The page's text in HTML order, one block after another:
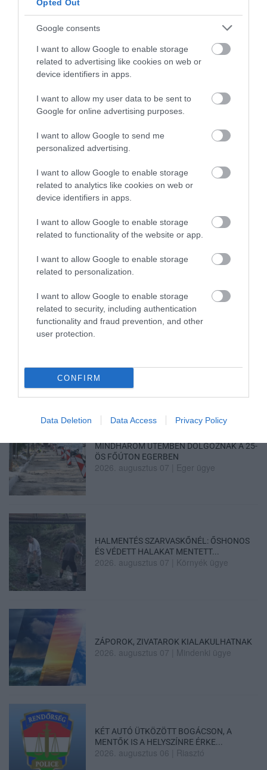
Opted Out
Google consents
I want to allow Google to enable storage
related to advertising like cookies on web or
device identifiers in apps.
I want to allow my user data to be sent to
Google for online advertising purposes.
I want to allow Google to send me
personalized advertising.
I want to allow Google to enable storage
related to analytics like cookies on web or
device identifiers in apps.
I want to allow Google to enable storage
related to functionality of the website or app.
I want to allow Google to enable storage
related to personalization.
I want to allow Google to enable storage
related to security, including authentication
functionality and fraud prevention, and other
user protection.
CONFIRM
Data Deletion Data Access Privacy Policy
TÖBB MINT EGY HÓNAP IS LEHET, MIRE
TELJESEN ÚJRAINDUL A P...
DIGITÁLIS TANULÁS ELŐNYEI
2026. augusztus 07|Promóció
ÚJRAINDULNAK A KORÁBBAN
LEÁLLÍTOTT SZOLGÁLTATÁSOK AZ EGRI...
2026. augusztus 07
2026. augusztus 07
MINDHÁROM ÜTEMBEN DOLGOZNAK A 25-
ÖS FŐÚTON EGERBEN
2026. augusztus 07 Eger ügye
HALMENTÉS SZARVASKŐNÉL: ŐSHONOS
ÉS VÉDETT HALAKAT MENTETT...
2026. augusztus 07 Környék ügye
ZÁPOROK, ZIVATAROK KIALAKULHATNAK
2026. augusztus 07 Mindenki ügye
KÉT AUTÓ ÜTKÖZÖTT BOGÁCSON, A
MENTŐK IS A HELYSZÍNRE ÉRKE...
2026. augusztus 06 Riasztó